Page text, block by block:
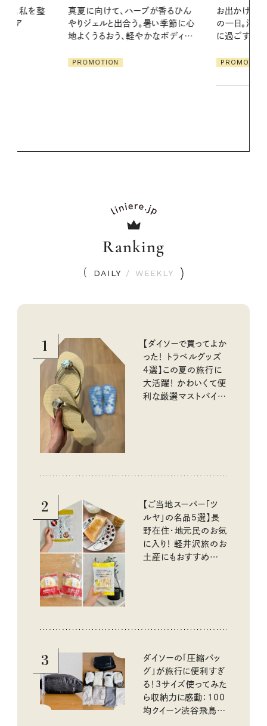
が香るひん
い季節に心
お出かけ前のひと手間で変わる、夏
の一日。汗ばむ季節を「ごきげん」
に過ごす私の新習慣
PROMOTION
2026.07.21
発・ベーリングの
リーとの重
Ranking
DAILY / WEEKLY
1
【ダイソーで買ってよか
った！ トラベルグッズ
4選】この夏の旅行に
大活躍！ かわいくて便
利な厳選マストバイア
2
【ご当地スーパー「ツ
ルヤ」の名品5選】長
野在住・地元民のお気
に入り！ 軽井沢旅のお
土産にもおすすめのお
3
ダイソーの「圧縮バッ
グ」が旅行に便利すぎ
る！3サイズ使ってみた
ら収納力に感動：100
均クイーン渋谷飛鳥の